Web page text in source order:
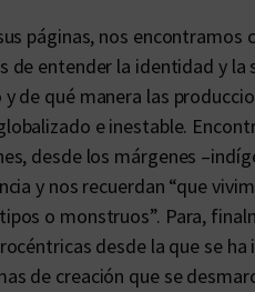
páginas, nos
de entender la identidad y
de qué manera las
e inestable.
desde los márgenes
y nos recuerdan “que
o monstruos”. Para,
desde la que se
de creación que se